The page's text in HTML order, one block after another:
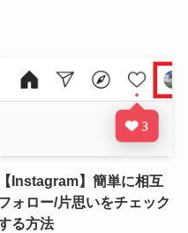
【Instagram】簡単に相互
ォロー/片思いをチェック
る方法